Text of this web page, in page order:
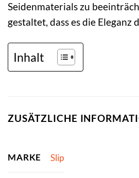
Seidenmaterials zu
gestaltet, dass es die Eleganz
Inhalt
ZUSÄTZLICHE
MARKE Slip